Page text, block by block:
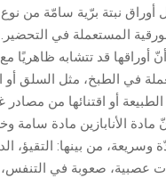
المستعملة في
أوراقها قد تتشابه ظاهريًا
في الطبخ، مثل السلق أو
أو اقتنائها من مصادر
مادة الأنابازين مادة سامة
من بينها: التقيؤ،
عصبية، صعوبة في